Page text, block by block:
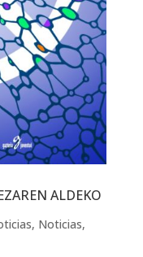
ALDEKO
, Noticias,